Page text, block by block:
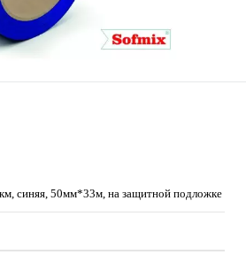
синяя, 50мм*33м, на защитной подложке